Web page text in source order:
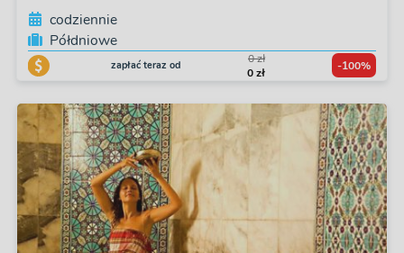
codziennie
Półdniowe
zapłać teraz od
0 zł
0 zł
-100%